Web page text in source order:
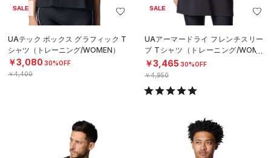
SALE
UAテック ボックス グラフィック T
シャツ（トレーニング/WOMEN）
￥3,080 30%OFF
￥4,400
SALE
UAアーマードライ フレンチスリー
ブ Tシャツ（トレーニング/WOME
N）
￥3,465 30%OFF
￥4,950